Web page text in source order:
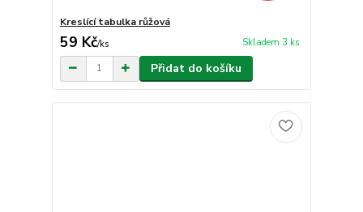
Kreslící tabulka růžová
59 Kč/ks Skladem 3 ks
Přidat do košíku